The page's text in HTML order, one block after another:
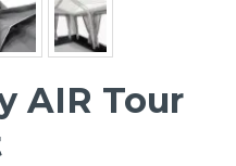
AIR Tour